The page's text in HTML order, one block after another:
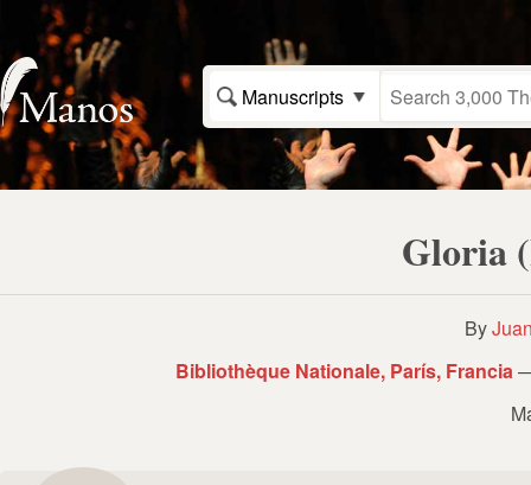
Manuscripts
Gloria
By
Bibliothèque Nationale, París, Francia